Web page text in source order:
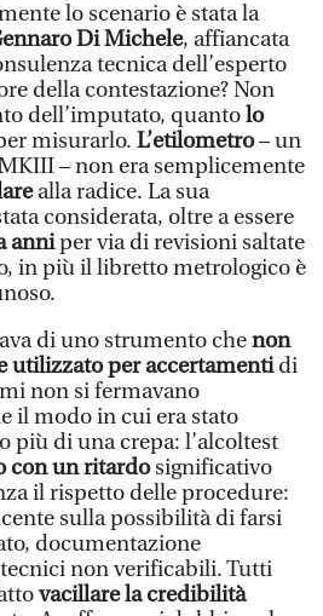
lo scenario è stata la
Di Michele, affiancata
tecnica dell’esperto
della contestazione? Non
dell’imputato, quantolo
misurarlo. L’etilometro– un
– non era semplicemente
alla radice. La sua
considerata, oltre a essere
anniper via di revisioni saltate
in più il libretto metrologico è
di uno strumento chenon
utilizzato per accertamentidi
non si fermavano
il modo in cui era stato
più di una crepa: l’alcoltest
con un ritardosignificativo
il rispetto delle procedure:
sulla possibilità di farsi
documentazione
non verificabili. Tutti
vacillare la credibilità